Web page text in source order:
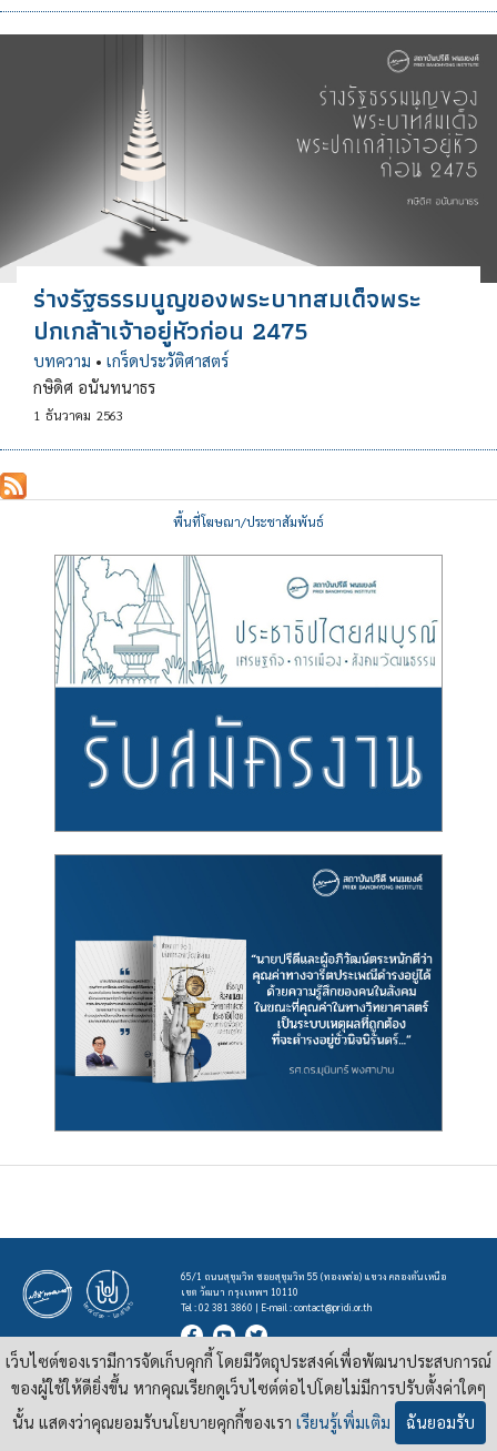
ร่างรัฐธรรมนูญของพระบาทสมเด็จพระ
ปกเกล้าเจ้าอยู่หัวก่อน 2475
บทความ • เกร็ดประวัติศาสตร์
กษิดิศ อนันทนาธร
1 ธันวาคม 2563
พื้นที่โฆษณา/ประชาสัมพันธ์
65/1 ถนนสุขุมวิท ซอยสุขุมวิท 55 (ทองหล่อ) แขวง คลองตันเหนือ
เขต วัฒนา กรุงเทพฯ 10110
Tel : 02 381 3860 | E-mail :contact@pridi.or.th
บทความ รูปภาพ และสื่ออื่นๆ ที่มีสัญลักษณ์ของสถาบันปรีดี พนมยงค์ ในเว็บไซต์https://pridi.or.th
เผยแพร่ภายใต้สัญญาอนุญาตครีเอทีฟคอมมอนส์แบบแสดงที่มา-ไม่ใช่เชิงพาณิชย์ 4.0 สากล
เว็บไซต์ของเรามีการจัดเก็บคุกกี้ โดยมีวัตถุประสงค์เพื่อพัฒนาประสบการณ์
ของผู้ใช้ให้ดียิ่งขึ้น หากคุณเรียกดูเว็บไซต์ต่อไปโดยไม่มีการปรับตั้งค่าใดๆ
นั้น แสดงว่าคุณยอมรับนโยบายคุกกี้ของเรา เรียนรู้เพิ่มเติม ฉันยอมรับ